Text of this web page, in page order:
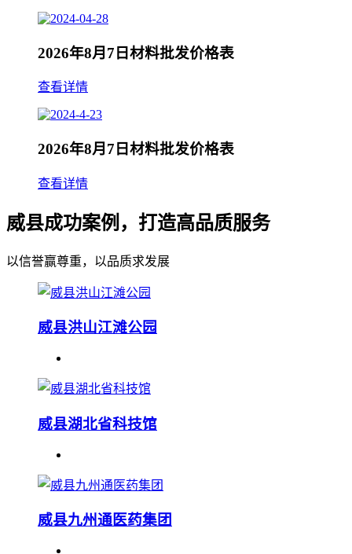
2026年8月7日材料批发价格表
查看详情
2026年8月7日材料批发价格表
查看详情
威县成功案例，打造高品质服务
以信誉赢尊重，以品质求发展
威县洪山江滩公园
威县湖北省科技馆
威县九州通医药集团